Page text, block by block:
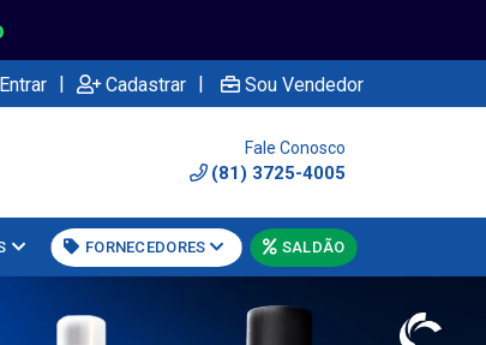
Entrar | Cadastrar | Sou Vendedor
Fale Conosco
(81) 3725-4005
FORNECEDORES SALDÃO